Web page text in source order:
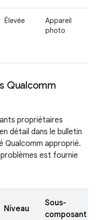
Élevée
Appareil
photo
Qualcomm
propriétaires
détail dans le bulletin
Qualcomm approprié.
est fournie
Niveau
Sous-
composant